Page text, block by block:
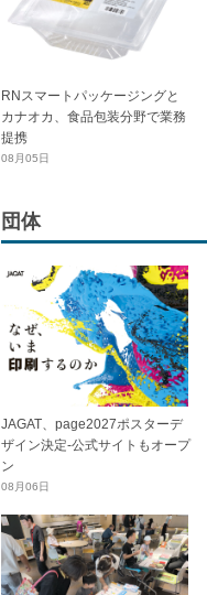
RNスマートパッケージングと
カナオカ、食品包装分野で業務
提携
08月05日
団体
JAGAT、page2027ポスターデ
ザイン決定-公式サイトもオープ
ン
08月06日